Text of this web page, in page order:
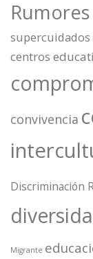
supercuidados
centros
convivencia
Discriminación
Migrante